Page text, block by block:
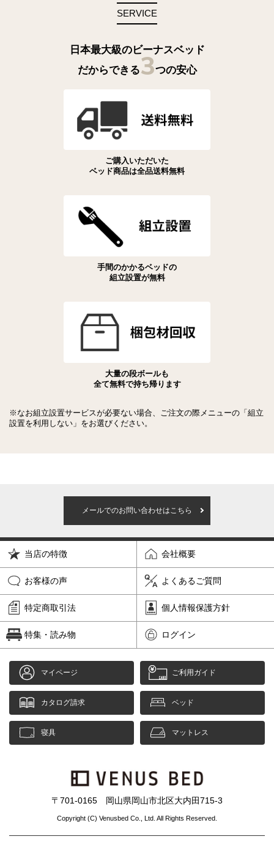
SERVICE
日本最大級のビーナスベッド
だからできる3つの安心
ご購入いただいた
ベッド商品は全品送料無料
手間のかかるベッドの
組立設置が無料
大量の段ボールも
全て無料で持ち帰ります
※なお組立設置サービスが必要ない場合、ご注文の際メニューの「組立
設置を利用しない」をお選びください。
メールでのお問い合わせはこちら
当店の特徴 会社概要
お客様の声 よくあるご質問
特定商取引法 個人情報保護方針
特集・読み物 ログイン
マイページ ご利用ガイド
カタログ請求 ベッド
寝具 マットレス
〒701-0165 岡山県岡山市北区大内田715-3
Copyright (C) Venusbed Co., Ltd. All Rights Reserved.